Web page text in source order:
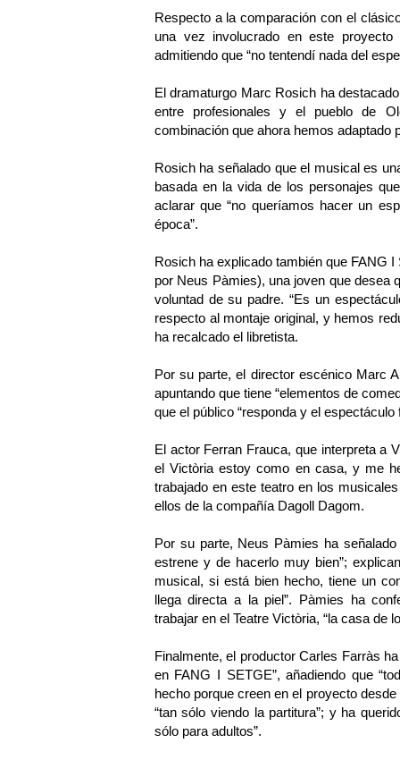
Respecto a la comparación con el
una vez involucrado en este
admitiendo que “no tentendí nada del
El dramaturgo Marc Rosich ha
entre profesionales y el pueblo de
combinación que ahora hemos adaptado
Rosich ha señalado que el musical es
basada en la vida de los personajes
aclarar que “no queríamos hacer un
época”.
Rosich ha explicado también que FANG
por Neus Pàmies), una joven que desea
voluntad de su padre. “Es un
respecto al montaje original, y hemos
ha recalcado el libretista.
Por su parte, el director escénico Marc
apuntando que tiene “elementos de
que el público “responda y el espectáculo
El actor Ferran Frauca, que interpreta a
el Victòria estoy como en casa, y me
trabajado en este teatro en los
ellos de la compañía Dagoll Dagom.
Por su parte, Neus Pàmies ha
estrene y de hacerlo muy bien”;
musical, si está bien hecho, tiene un
llega directa a la piel”. Pàmies ha
trabajar en el Teatre Victòria, “la casa de
Finalmente, el productor Carles Farràs
en FANG I SETGE”, añadiendo que
hecho porque creen en el proyecto
“tan sólo viendo la partitura”; y ha
sólo para adultos”.